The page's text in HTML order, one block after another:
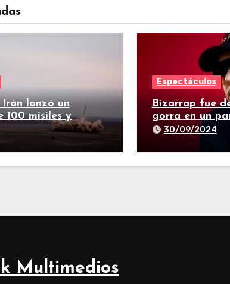
lanzó un
100 misiles y
en todo el país
Espectáculos
Bizarrap fue
gorra en un
30/09/2024
Multimedios